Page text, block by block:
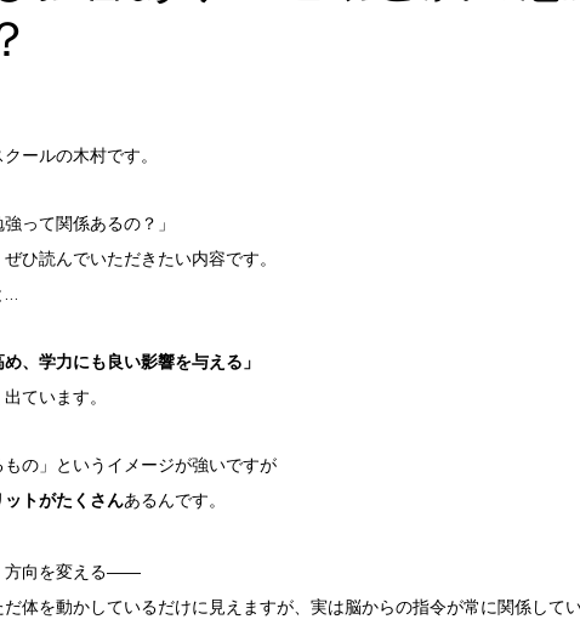
ールの木村です。
って関係あるの？」
ひ読んでいただきたい内容です。
…
め、学力にも良い影響を与える」
ています。
もの」というイメージが強いですが
ットがたくさんあるんです。
方向を変える――
体を動かしているだけに見えますが、実は脳からの指令が常に関係して